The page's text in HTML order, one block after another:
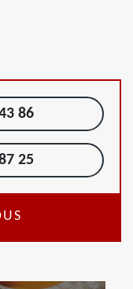
86
25